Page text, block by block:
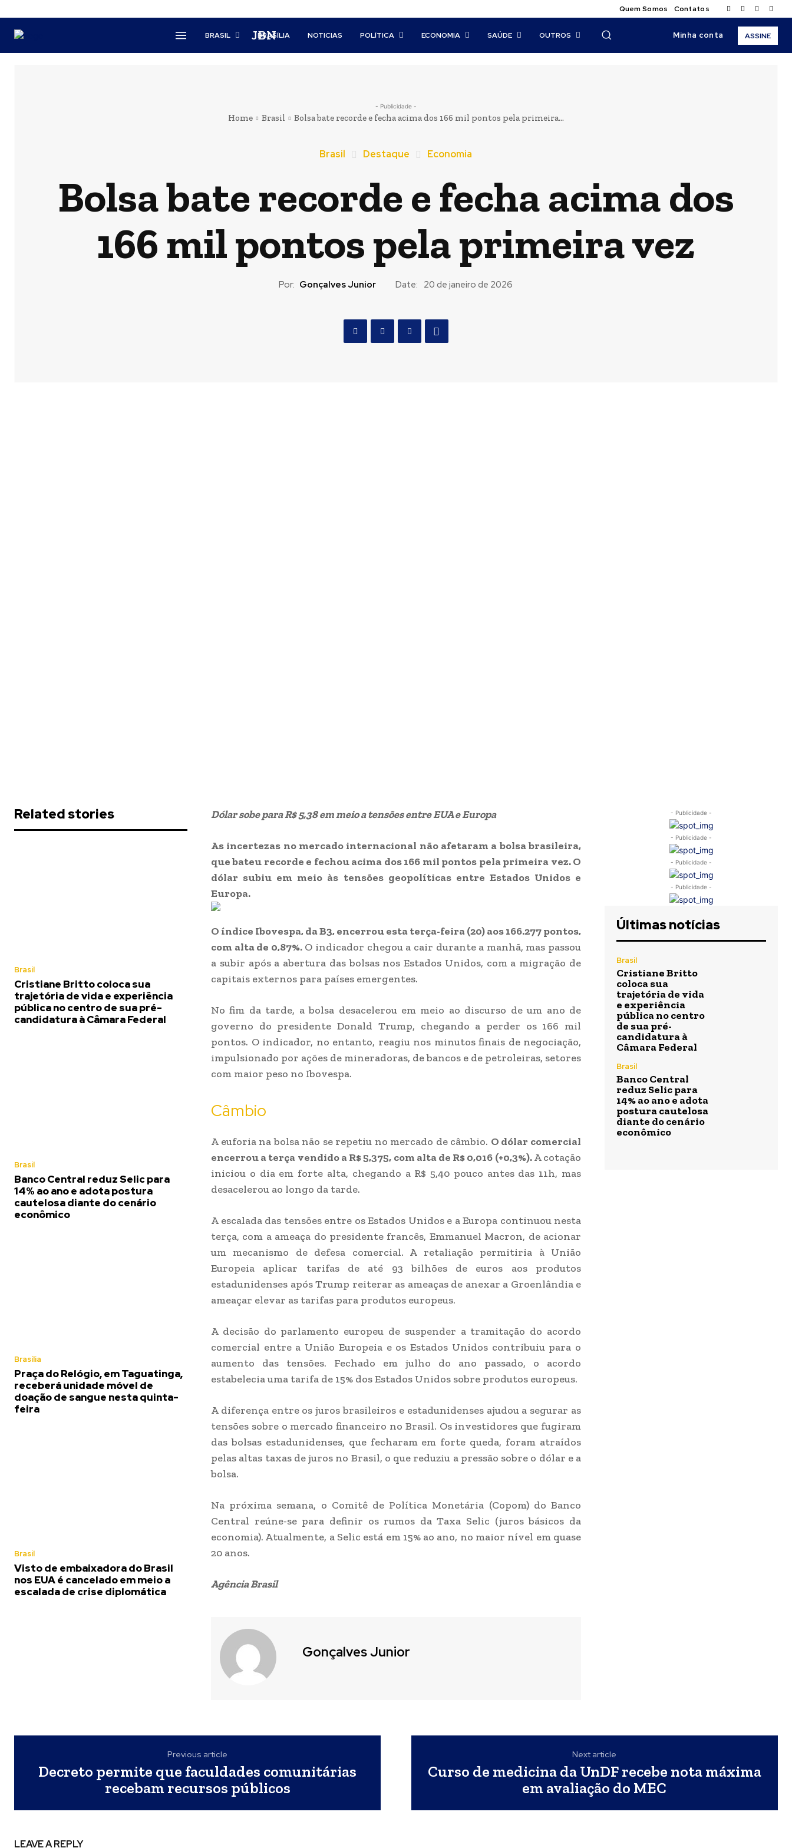
Quem Somos Contatos
JBN
BRASIL BRASÍLIA NOTICIAS POLÍTICA ECONOMIA SAÚDE OUTROS Minha conta ASSINE
- Publicidade -
Home Brasil Bolsa bate recorde e fecha acima dos 166 mil pontos pela primeira...
Brasil Destaque Economia
Bolsa bate recorde e fecha acima dos
166 mil pontos pela primeira vez
Por: Gonçalves Junior Date: 20 de janeiro de 2026
Related stories
Brasil
Cristiane Britto coloca sua
trajetória de vida e experiência
pública no centro de sua pré-
candidatura à Câmara Federal
Brasil
Banco Central reduz Selic para
14% ao ano e adota postura
cautelosa diante do cenário
econômico
Brasília
Praça do Relógio, em Taguatinga,
receberá unidade móvel de
doação de sangue nesta quinta-
feira
Brasil
Visto de embaixadora do Brasil
nos EUA é cancelado em meio a
escalada de crise diplomática
Dólar sobe para R$ 5,38 em meio a tensões entre EUA e Europa
As incertezas no mercado internacional não afetaram a bolsa brasileira,
que bateu recorde e fechou acima dos 166 mil pontos pela primeira vez. O
dólar subiu em meio às tensões geopolíticas entre Estados Unidos e
Europa.
O índice Ibovespa, da B3, encerrou esta terça-feira (20) aos 166.277 pontos,
com alta de 0,87%.O indicador chegou a cair durante a manhã, mas passou
a subir após a abertura das bolsas nos Estados Unidos, com a migração de
capitais externos para países emergentes.
No fim da tarde, a bolsa desacelerou em meio ao discurso de um ano de
governo do presidente Donald Trump, chegando a perder os 166 mil
pontos. O indicador, no entanto, reagiu nos minutos finais de negociação,
impulsionado por ações de mineradoras, de bancos e de petroleiras, setores
com maior peso no Ibovespa.
Câmbio
A euforia na bolsa não se repetiu no mercado de câmbio. O dólar comercial
encerrou a terça vendido a R$ 5,375, com alta de R$ 0,016 (+0,3%).A cotação
iniciou o dia em forte alta, chegando a R$ 5,40 pouco antes das 11h, mas
desacelerou ao longo da tarde.
A escalada das tensões entre os Estados Unidos e a Europa continuou nesta
terça, com a ameaça do presidente francês, Emmanuel Macron, de acionar
um mecanismo de defesa comercial. A retaliação permitiria à União
Europeia aplicar tarifas de até 93 bilhões de euros aos produtos
estadunidenses após Trump reiterar as ameaças de anexar a Groenlândia e
ameaçar elevar as tarifas para produtos europeus.
A decisão do parlamento europeu de suspender a tramitação do acordo
comercial entre a União Europeia e os Estados Unidos contribuiu para o
aumento das tensões. Fechado em julho do ano passado, o acordo
estabelecia uma tarifa de 15% dos Estados Unidos sobre produtos europeus.
A diferença entre os juros brasileiros e estadunidenses ajudou a segurar as
tensões sobre o mercado financeiro no Brasil. Os investidores que fugiram
das bolsas estadunidenses, que fecharam em forte queda, foram atraídos
pelas altas taxas de juros no Brasil, o que reduziu a pressão sobre o dólar e a
bolsa.
Na próxima semana, o Comitê de Política Monetária (Copom) do Banco
Central reúne-se para definir os rumos da Taxa Selic (juros básicos da
economia). Atualmente, a Selic está em 15% ao ano, no maior nível em quase
20 anos.
Agência Brasil
Gonçalves Junior
- Publicidade -
- Publicidade -
- Publicidade -
- Publicidade -
Últimas notícias
Brasil
Cristiane Britto
coloca sua
trajetória de vida
e experiência
pública no centro
de sua pré-
candidatura à
Câmara Federal
Brasil
Banco Central
reduz Selic para
14% ao ano e adota
postura cautelosa
diante do cenário
econômico
Previous article
Decreto permite que faculdades comunitárias
recebam recursos públicos
Next article
Curso de medicina da UnDF recebe nota máxima
em avaliação do MEC
LEAVE A REPLY